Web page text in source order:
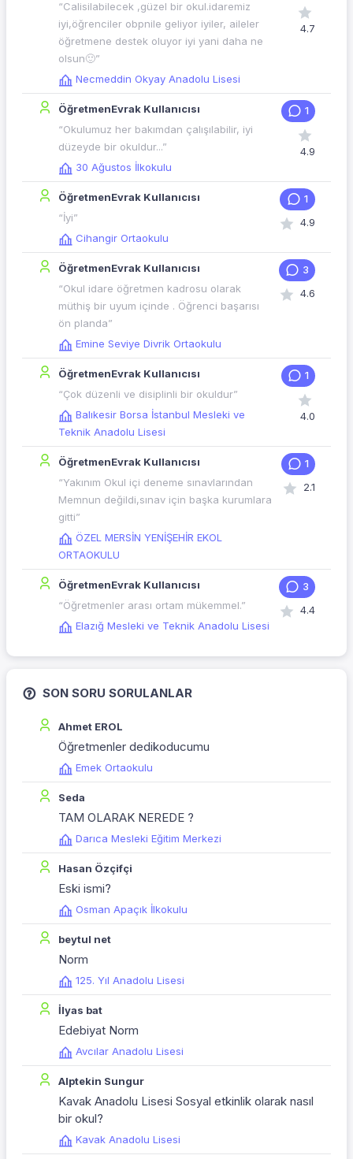
“Calisilabilecek ,güzel bir okul.idaremiz
iyi,öğrenciler obpnile geliyor iyiler, aileler
öğretmene destek oluyor iyi yani daha ne
olsun🙂”
Necmeddin Okyay Anadolu Lisesi
4.7
ÖğretmenEvrak Kullanıcısı
“Okulumuz her bakımdan çalışılabilir, iyi
düzeyde bir okuldur...”
30 Ağustos İlkokulu
1
4.9
ÖğretmenEvrak Kullanıcısı
“İyi”
Cihangir Ortaokulu
1
4.9
ÖğretmenEvrak Kullanıcısı
“Okul idare öğretmen kadrosu olarak
müthiş bir uyum içinde . Öğrenci başarısı
ön planda”
Emine Seviye Divrik Ortaokulu
3
4.6
ÖğretmenEvrak Kullanıcısı
“Çok düzenli ve disiplinli bir okuldur”
Balıkesir Borsa İstanbul Mesleki ve
Teknik Anadolu Lisesi
1
4.0
ÖğretmenEvrak Kullanıcısı
“Yakınım Okul içi deneme sınavlarından
Memnun değildi,sınav için başka kurumlara
gitti”
ÖZEL MERSİN YENİŞEHİR EKOL
ORTAOKULU
1
2.1
ÖğretmenEvrak Kullanıcısı
“Öğretmenler arası ortam mükemmel.”
Elazığ Mesleki ve Teknik Anadolu Lisesi
3
4.4
SON SORU SORULANLAR
Ahmet EROL
Öğretmenler dedikoducumu
Emek Ortaokulu
Seda
TAM OLARAK NEREDE ?
Darıca Mesleki Eğitim Merkezi
Hasan Özçifçi
Eski ismi?
Osman Apaçık İlkokulu
beytul net
Norm
125. Yıl Anadolu Lisesi
İlyas bat
Edebiyat Norm
Avcılar Anadolu Lisesi
Alptekin Sungur
Kavak Anadolu Lisesi Sosyal etkinlik olarak nasıl
bir okul?
Kavak Anadolu Lisesi